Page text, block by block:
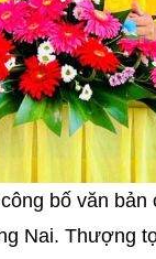
bố văn
Nai. Thượng